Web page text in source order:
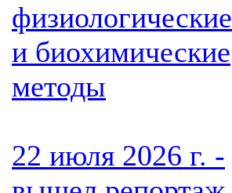
физиологические
и биохимические
методы
22 июля 2026 г. -